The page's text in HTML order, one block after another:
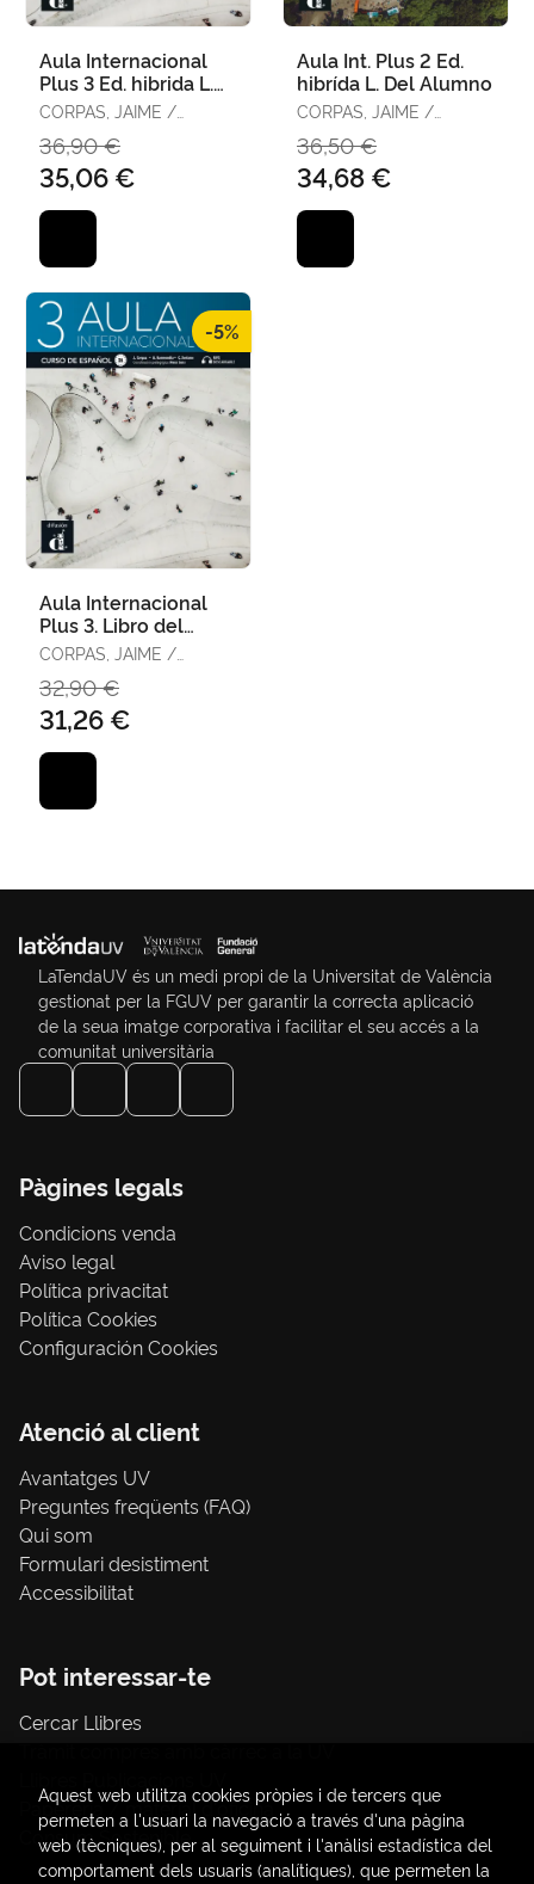
Aula Internacional
Plus 3 Ed. hibrida L.
Del Alumno
CORPAS, JAIME /
SORIANO, CARMEN
36,90 €
35,06 €
Aula Int. Plus 2 Ed.
hibrída L. Del Alumno
CORPAS, JAIME /
SORIANO, CARMEN
36,50 €
34,68 €
-5%
Aula Internacional
Plus 3. Libro del
Alumno
CORPAS, JAIME /
SORIANO, CARMEN
32,90 €
31,26 €
LaTendaUV és un medi propi de la Universitat de València
gestionat per la FGUV per garantir la correcta aplicació
de la seua imatge corporativa i facilitar el seu accés a la
comunitat universitària
Pàgines legals
Condicions venda
Aviso legal
Política privacitat
Política Cookies
Configuración Cookies
Atenció al client
Avantatges UV
Preguntes freqüents (FAQ)
Qui som
Formulari desistiment
Accessibilitat
Pot interessar-te
Cercar Llibres
Papereria / material d'oficina
Consum Sostenible
Aquest web utilitza cookies pròpies i de tercers que
permeten a l'usuari la navegació a través d'una pàgina
web (tècniques), per al seguiment i l'anàlisi estadística del
comportament dels usuaris (analítiques), que permeten la